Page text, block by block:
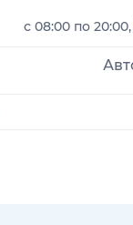
с 08:00 по